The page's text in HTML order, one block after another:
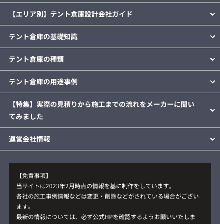
【エリア別】テント倉庫設計会社ガイド
テント倉庫の基礎知識
テント倉庫の種類
テント倉庫の用途事例
【特集】実際の見積りから施工までの流れをメーカーに聞い
てみました
運営会社情報
【免責事項】
当サイトは2023年2月時点の情報を基に制作をしています。
各社の施工事例情報などは変更・削除などがされている場合がござい
ます。
最新の情報については、必ず公式HPを確認するようお願いいたしま